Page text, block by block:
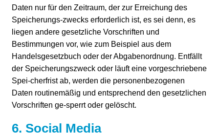
Daten nur für den Zeitraum, der zur Erreichung des
Speicherungs-zwecks erforderlich ist, es sei denn, es
liegen andere gesetzliche Vorschriften und
Bestimmungen vor, wie zum Beispiel aus dem
Handelsgesetzbuch oder der Abgabenordnung. Entfällt
der Speicherungszweck oder läuft eine vorgeschriebene
Spei-cherfrist ab, werden die personenbezogenen
Daten routinemäßig und entsprechend den gesetzlichen
Vorschriften ge-sperrt oder gelöscht.
6. Social Media